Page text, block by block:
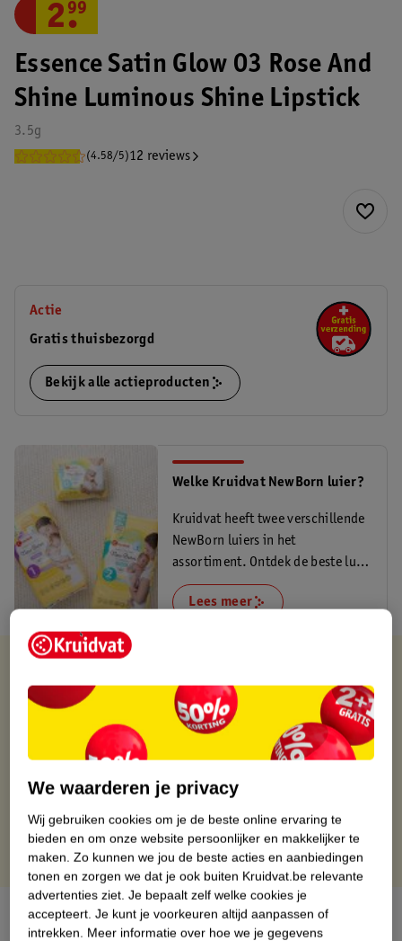
Essence Satin Glow 03 Rose And
Shine Luminous Shine Lipstick
3.5g
(4.58/5)12 reviews
2.
99
Actie
Gratis thuisbezorgd
Bekijk alle actieproducten
Welke Kruidvat NewBorn luier?
Kruidvat heeft twee verschillende
NewBorn luiers in het
assortiment. Ontdek de beste luier
voor je newborn.
Lees meer
Gratis ophalen in de winkel
Op werkdagen voor 22:00 uur besteld, volgende dag in huis
Gratis thuisbezorgd vanaf 50.00
Gratis punten met je Kruidvat kaart
Over dit product
We waarderen je privacy
Wij gebruiken cookies om je de beste online ervaring te
bieden en om onze website persoonlijker en makkelijker te
maken. Zo kunnen we jou de beste acties en aanbiedingen
tonen en zorgen we dat je ook buiten Kruidvat.be relevante
advertenties ziet. Je bepaalt zelf welke cookies je
accepteert. Je kunt je voorkeuren altijd aanpassen of
intrekken. Meer informatie over hoe we je gegevens